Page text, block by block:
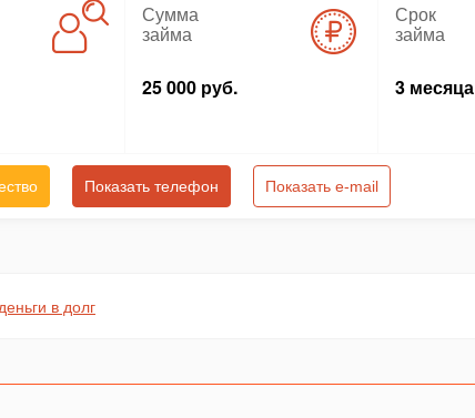
Сумма
займа
25 000 руб.
Срок
займа
3 месяца
Показать телефон Показать e-mail
в долг